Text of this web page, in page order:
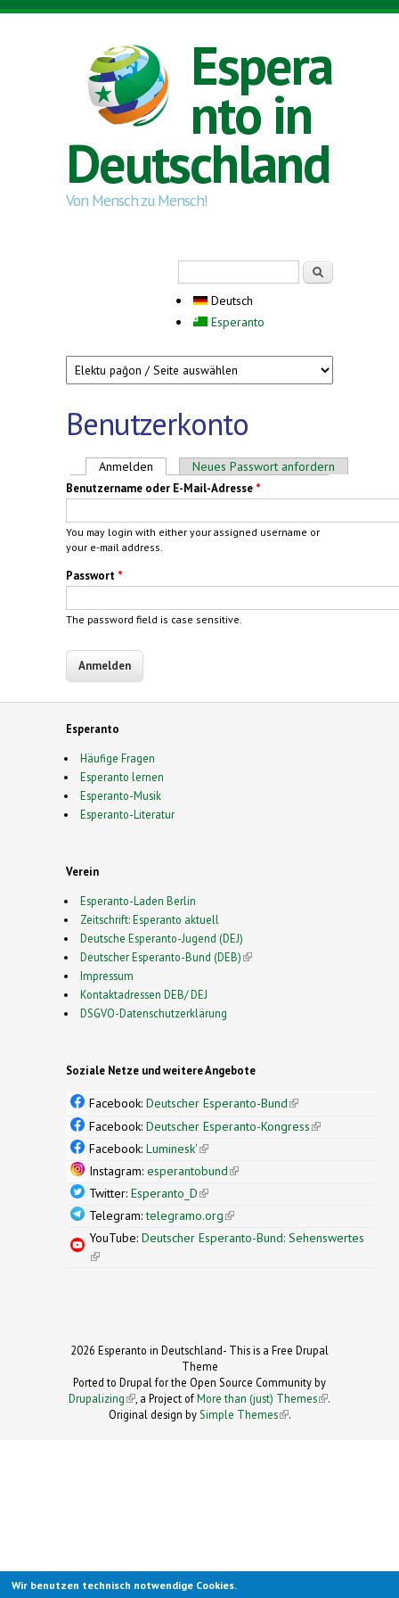
Direkt zum Inhalt
Espera
nto in
Deutschland
Von Mensch zu Mensch!
Deutsch
Esperanto
Benutzerkonto
Haupt-Reiter
Anmelden (aktiver Reiter)
Neues Passwort anfordern
Benutzername oder E-Mail-Adresse *
You may login with either your assigned username or
your e-mail address.
Passwort *
The password field is case sensitive.
Esperanto
Häufige Fragen
Esperanto lernen
Esperanto-Musik
Esperanto-Literatur
Verein
Esperanto-Laden Berlin
Zeitschrift: Esperanto aktuell
Deutsche Esperanto-Jugend (DEJ)
Deutscher Esperanto-Bund (DEB)(link is external)
Impressum
Kontaktadressen DEB/ DEJ
DSGVO-Datenschutzerklärung
Soziale Netze und weitere Angebote
Facebook: Deutscher Esperanto-Bund(link is
external)
Facebook: Deutscher Esperanto-Kongress(link is
Facebook: Luminesk'(link is external)
Instagram: esperantobund(link is external)
Twitter: Esperanto_D(link is external)
Telegram:telegramo.org(link is external)
YouTube: Deutscher Esperanto-Bund: Sehenswertes
(link is external)
2026 Esperanto in Deutschland- This is a Free Drupal
Theme
Ported to Drupal for the Open Source Community by
Drupalizing(link is external)
, a Project ofMore than (just) Themes (link is
.
Original design by Simple Themes
(link is
.
Wir benutzen technisch notwendige Cookies.